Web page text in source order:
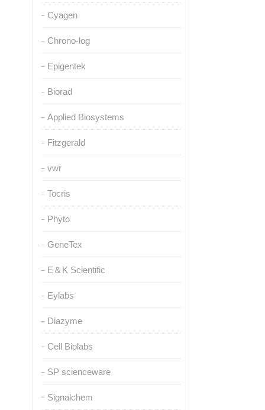
Cyagen
Chrono-log
Epigentek
Biorad
Applied Biosystems
Fitzgerald
vwr
Tocris
Phyto
GeneTex
E＆K Scientific
Eylabs
Diazyme
Cell Biolabs
SP scienceware
Signalchem